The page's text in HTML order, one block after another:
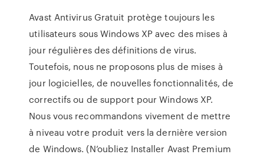
Avast Antivirus Gratuit protège toujours les
utilisateurs sous Windows XP avec des mises à
jour régulières des définitions de virus.
Toutefois, nous ne proposons plus de mises à
jour logicielles, de nouvelles fonctionnalités, de
correctifs ou de support pour Windows XP.
Nous vous recommandons vivement de mettre
à niveau votre produit vers la dernière version
de Windows. (N’oubliez Installer Avast Premium